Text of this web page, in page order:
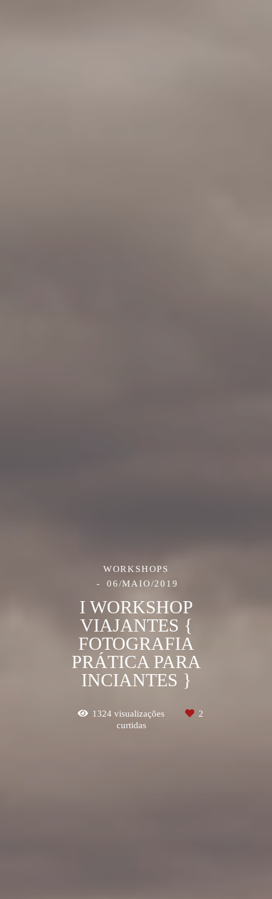
WORKSHOPS
06/MAIO/2019
I WORKSHOP
VIAJANTES {
FOTOGRAFIA
PRÁTICA PARA
INCIANTES }
1324 visualizações
2
curtidas